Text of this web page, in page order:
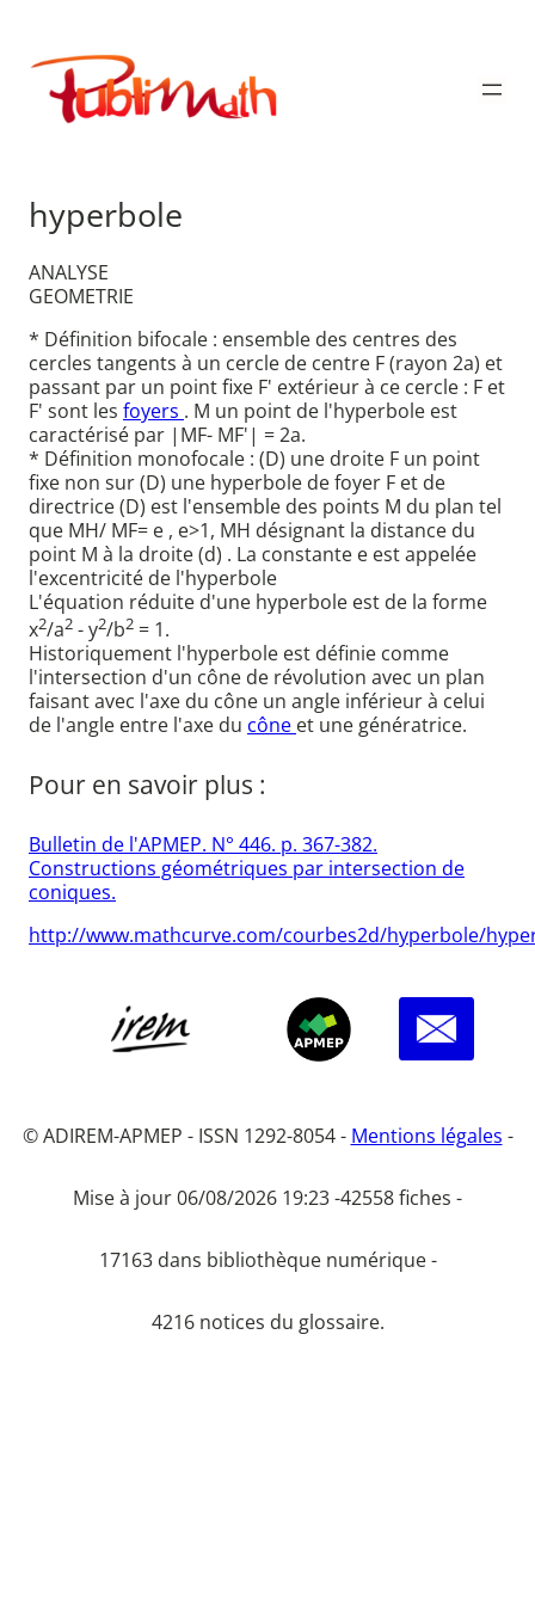
contenu
Publimath
hyperbole
ANALYSE
GEOMETRIE
* Définition bifocale : ensemble des centres des
cercles tangents à un cercle de centre F (rayon 2a) et
passant par un point fixe F' extérieur à ce cercle : F et
F' sont les foyers . M un point de l'hyperbole est
caractérisé par |MF- MF'| = 2a.
* Définition monofocale : (D) une droite F un point
fixe non sur (D) une hyperbole de foyer F et de
directrice (D) est l'ensemble des points M du plan tel
que MH/ MF= e , e>1, MH désignant la distance du
point M à la droite (d) . La constante e est appelée
l'excentricité de l'hyperbole
L'équation réduite d'une hyperbole est de la forme
x2/a2 - y2/b2 = 1.
Historiquement l'hyperbole est définie comme
l'intersection d'un cône de révolution avec un plan
faisant avec l'axe du cône un angle inférieur à celui
de l'angle entre l'axe du cône et une génératrice.
Pour en savoir plus :
Bulletin de l'APMEP. N° 446. p. 367-382.
Constructions géométriques par intersection de
coniques.
http://www.mathcurve.com/courbes2d/hyperbole/
© ADIREM-APMEP - ISSN 1292-8054 - Mentions légales -
Mise à jour 06/08/2026 19:23 -42558 fiches -
17163 dans bibliothèque numérique -
4216 notices du glossaire.